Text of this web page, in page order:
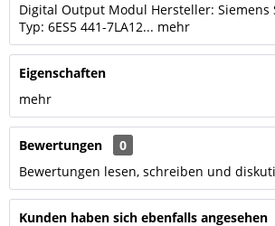
Digital Output Modul Hersteller: Siemens
Typ: 6ES5 441-7LA12... mehr
Eigenschaften
mehr
Bewertungen
0
Bewertungen lesen, schreiben und
Kunden haben sich ebenfalls angesehen